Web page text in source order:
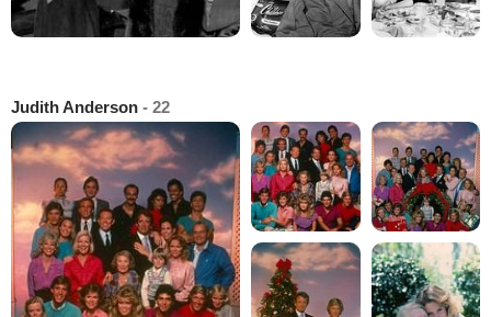
Judith Anderson - 22